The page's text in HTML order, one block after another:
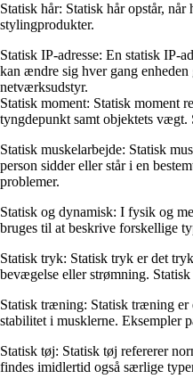
Statisk hår: Statisk hår opstår,
stylingprodukter.
Statisk IP-adresse: En statisk IP-
kan ændre sig hver gang
netværksudstyr.
Statisk moment: Statisk moment
tyngdepunkt samt objektets vægt.
Statisk muskelarbejde: Statisk
person sidder eller står i en
problemer.
Statisk og dynamisk: I fysik og
bruges til at beskrive forskellige
Statisk tryk: Statisk tryk er det
bevægelse eller strømning.
Statisk træning: Statisk træning er
stabilitet i musklerne. Eksempler
Statisk tøj: Statisk tøj refererer
findes imidlertid også særlige